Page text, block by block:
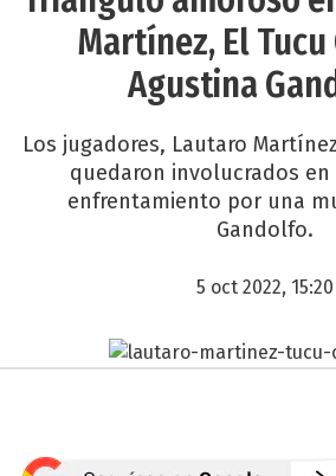
Martínez, El Tucu
Agustina
Los jugadores, Lautaro
quedaron involucrados
enfrentamiento por una
Gandolfo.
5 oct 2022, 15:20